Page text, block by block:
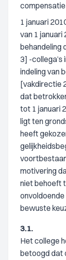
1 januari
van 1 januari
behandeling
3] -collega’s
indeling van
[vakdirectie
dat
tot 1 januari
ligt ten
heeft
motivering
niet behoeft
onvoldoende
bewuste
3.1.
Het college
betoogd dat